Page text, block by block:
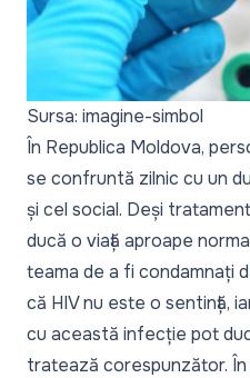
Sursa: imagine-simbol
În Republica Moldova,
se confruntă zilnic cu un
și cel social. Deși
ducă o viață aproape
teama de a fi condamnați
că HIV nu este o sentință,
cu această infecție pot
tratează corespunzător.